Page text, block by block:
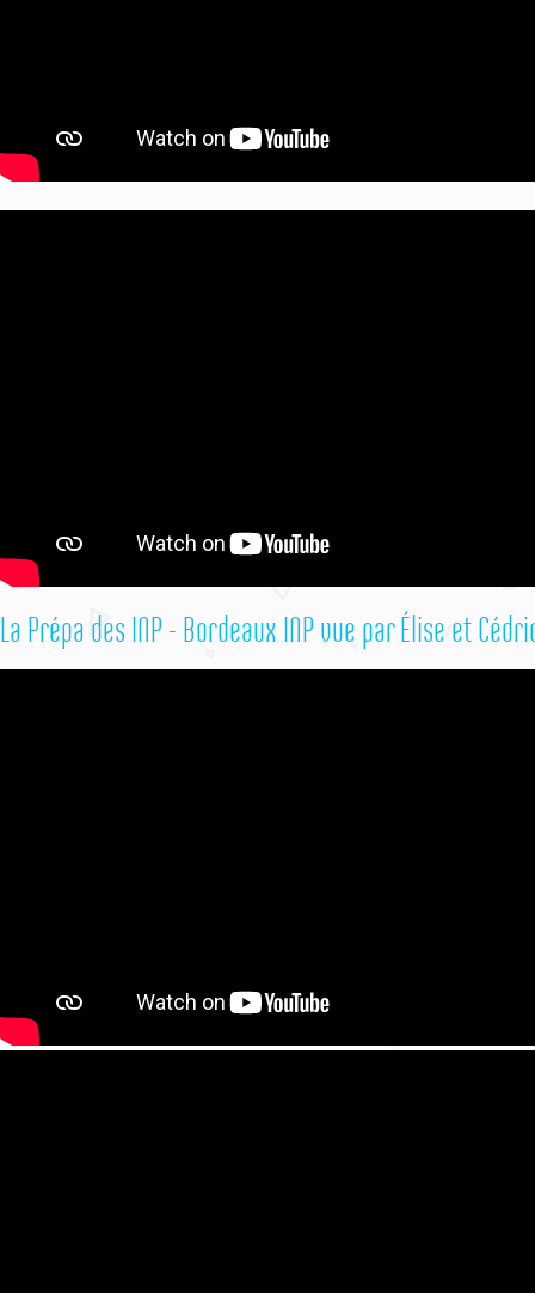
La Prépa des INP - Bordeaux INP vue par Élise et